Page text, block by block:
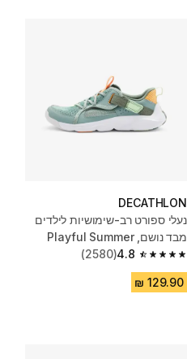
DECATHLON
נעלי ספורט רב-שימושיות לילדים
מבד נושם, Playful Summer
4.8
4.8 out of 5 stars from 2580 reviews
(2580)